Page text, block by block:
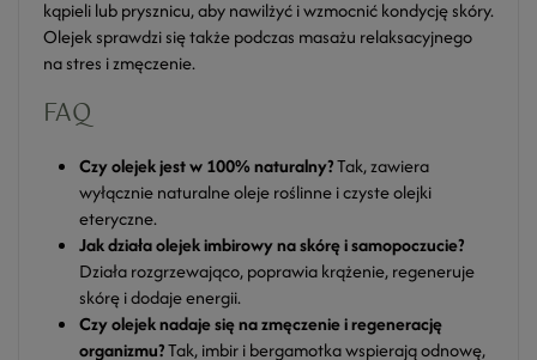
kąpieli lub prysznicu, aby nawilżyć i wzmocnić kondycję skóry.
Olejek sprawdzi się także podczas masażu relaksacyjnego
na stres i zmęczenie.
FAQ
Czy olejek jest w 100% naturalny?Tak, zawiera
wyłącznie naturalne oleje roślinne i czyste olejki
eteryczne.
Jak działa olejek imbirowy na skórę i samopoczucie?
Działa rozgrzewająco, poprawia krążenie, regeneruje
skórę i dodaje energii.
Czy olejek nadaje się na zmęczenie i regenerację
organizmu?Tak, imbir i bergamotka wspierają odnowę,